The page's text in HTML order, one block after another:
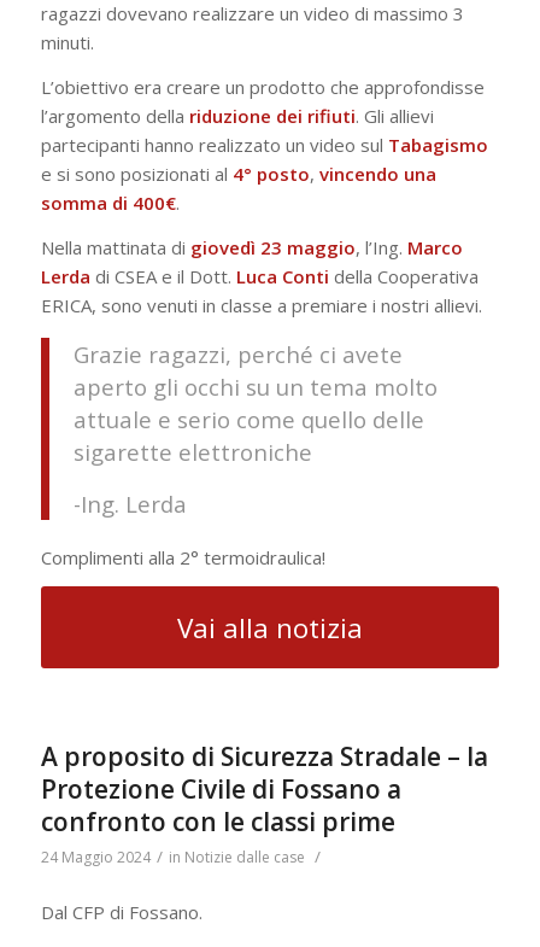
ragazzi dovevano realizzare un video di massimo 3
minuti.
L’obiettivo era creare un prodotto che approfondisse
l’argomento della riduzione dei rifiuti. Gli allievi
partecipanti hanno realizzato un video sul Tabagismo
e si sono posizionati al 4° posto, vincendo una
somma di 400€.
Nella mattinata di giovedì 23 maggio, l’Ing. Marco
Lerda di CSEA e il Dott. Luca Conti della Cooperativa
ERICA, sono venuti in classe a premiare i nostri allievi.
Grazie ragazzi, perché ci avete
aperto gli occhi su un tema molto
attuale e serio come quello delle
sigarette elettroniche
-Ing. Lerda
Complimenti alla 2° termoidraulica!
Vai alla notizia
A proposito di Sicurezza Stradale – la
Protezione Civile di Fossano a
confronto con le classi prime
24 Maggio 2024 / in Notizie dalle case /
Dal CFP di Fossano.